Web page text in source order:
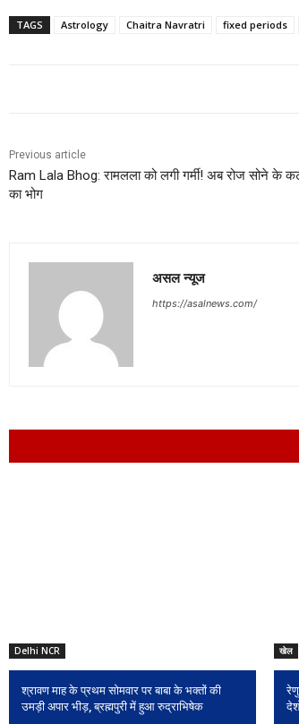
TAGS Astrology Chaitra Navratri fixed periods
Previous article
Ram Lala Bhog: रामलला को लगी गर्मी! अब रोज सोने के
का भोग
असल न्यूज
https://asalnews.com/
Delhi NCR
श्रावण माह के प्रथम सोमवार पर बाबा के भक्तों की
उमड़ी अपार भीड़, ब्रह्मपुरी में हुआ रुद्राभिषेक
खेल